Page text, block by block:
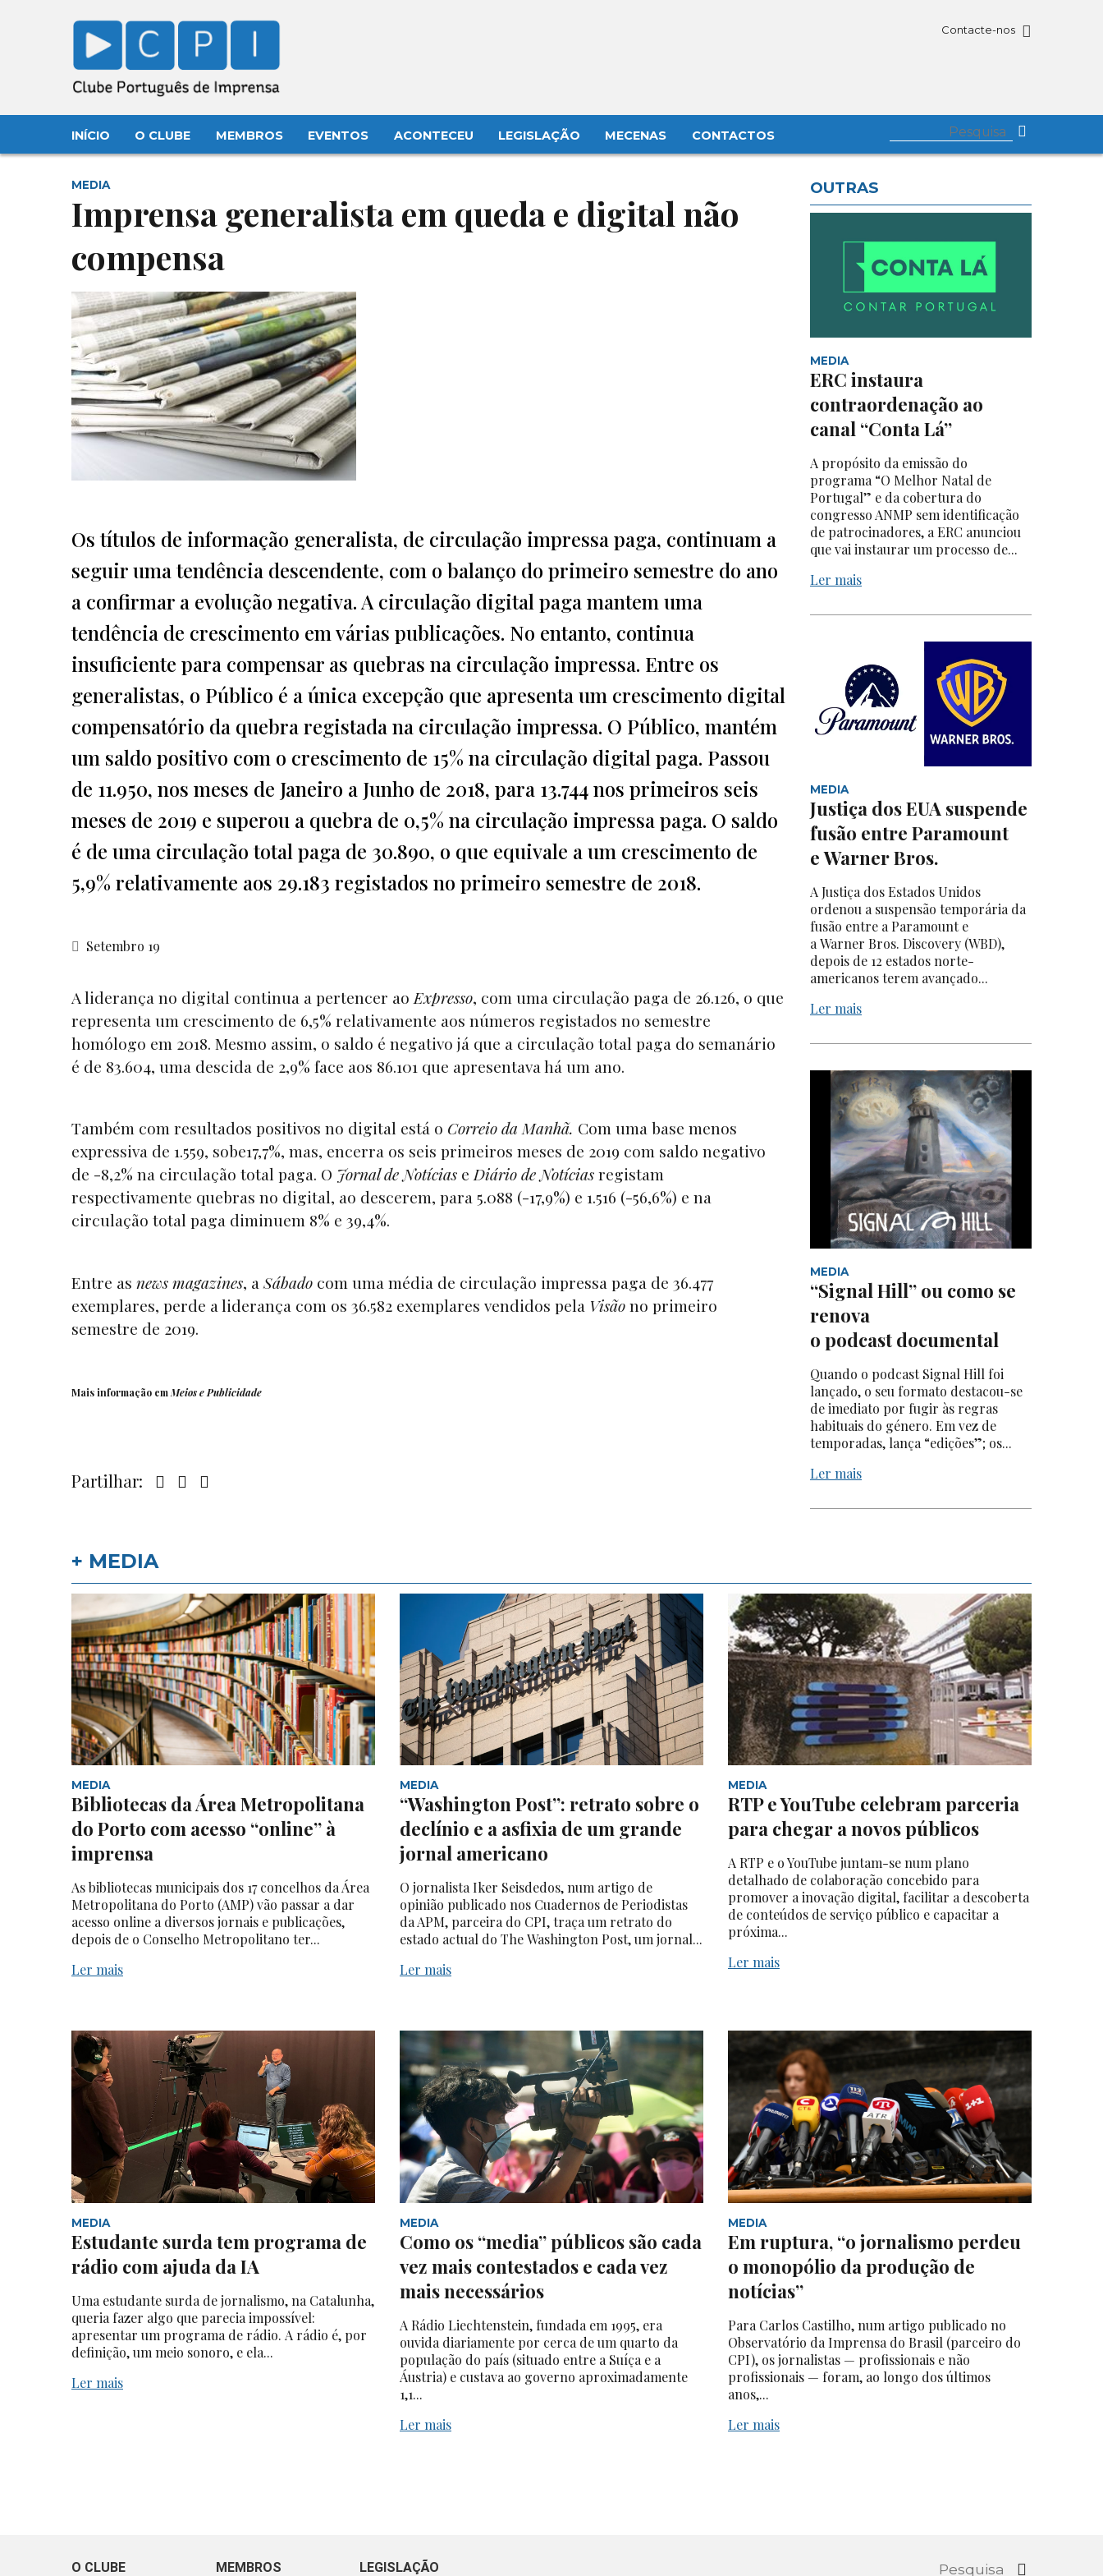
Contacte-nos
INÍCIO O CLUBE MEMBROS EVENTOS ACONTECEU LEGISLAÇÃO MECENAS CONTACTOS
MEDIA
Imprensa generalista em queda e digital não
compensa
Os títulos de informação generalista, de circulação impressa paga, continuam a
seguir uma tendência descendente, com o balanço do primeiro semestre do ano
a confirmar a evolução negativa. A circulação digital paga mantem uma
tendência de crescimento em várias publicações. No entanto, continua
insuficiente para compensar as quebras na circulação impressa. Entre os
generalistas, o Público é a única excepção que apresenta um crescimento digital
compensatório da quebra registada na circulação impressa. O Público, mantém
um saldo positivo com o crescimento de 15% na circulação digital paga. Passou
de 11.950, nos meses de Janeiro a Junho de 2018, para 13.744 nos primeiros seis
meses de 2019 e superou a quebra de 0,5% na circulação impressa paga. O saldo
é de uma circulação total paga de 30.890, o que equivale a um crescimento de
5,9% relativamente aos 29.183 registados no primeiro semestre de 2018.
Setembro 19
A liderança no digital continua a pertencer ao Expresso, com uma circulação paga de 26.126, o que
representa um crescimento de 6,5% relativamente aos números registados no semestre
homólogo em 2018. Mesmo assim, o saldo é negativo já que a circulação total paga do semanário
é de 83.604, uma descida de 2,9% face aos 86.101 que apresentava há um ano.
Também com resultados positivos no digital está o Correio da Manhã. Com uma base menos
expressiva de 1.559, sobe17,7%, mas, encerra os seis primeiros meses de 2019 com saldo negativo
de -8,2% na circulação total paga. O Jornal de Notícias eDiário de Notíciasregistam
respectivamente quebras no digital, ao descerem, para 5.088 (-17,9%) e 1.516 (-56,6%) e na
circulação total paga diminuem 8% e 39,4%.
Entre as news magazines, a Sábado com uma média de circulação impressa paga de 36.477
exemplares, perde a liderança com os 36.582 exemplares vendidos pela Visãono primeiro
semestre de 2019.
Mais informação emMeios e Publicidade
Partilhar:
OUTRAS
MEDIA
ERC instaura
contraordenação ao
canal “Conta Lá”
A propósito da emissão do
programa “O Melhor Natal de
Portugal” e da cobertura do
congresso ANMP sem identificação
de patrocinadores, a ERC anunciou
que vai instaurar um processo de...
Ler mais
MEDIA
Justiça dos EUA suspende
fusão entre Paramount
e Warner Bros.
A Justiça dos Estados Unidos
ordenou a suspensão temporária da
fusão entre a Paramount e
a Warner Bros. Discovery (WBD),
depois de 12 estados norte-
americanos terem avançado...
Ler mais
MEDIA
“Signal Hill” ou como se
renova
o podcast documental
Quando o podcast Signal Hill foi
lançado, o seu formato destacou-se
de imediato por fugir às regras
habituais do género. Em vez de
temporadas, lança “edições”; os...
Ler mais
+ MEDIA
MEDIA
Bibliotecas da Área Metropolitana
do Porto com acesso “online” à
imprensa
As bibliotecas municipais dos 17 concelhos da Área
Metropolitana do Porto (AMP) vão passar a dar
acesso online a diversos jornais e publicações,
depois de o Conselho Metropolitano ter...
Ler mais
MEDIA
“Washington Post”: retrato sobre o
declínio e a asfixia de um grande
jornal americano
O jornalista Iker Seisdedos, num artigo de
opinião publicado nos Cuadernos de Periodistas
da APM, parceira do CPI, traça um retrato do
estado actual do The Washington Post, um jornal...
Ler mais
MEDIA
RTP e YouTube celebram parceria
para chegar a novos públicos
A RTP e o YouTube juntam-se num plano
detalhado de colaboração concebido para
promover a inovação digital, facilitar a descoberta
de conteúdos de serviço público e capacitar a
próxima...
Ler mais
MEDIA
Estudante surda tem programa de
rádio com ajuda da IA
Uma estudante surda de jornalismo, na Catalunha,
queria fazer algo que parecia impossível:
apresentar um programa de rádio. A rádio é, por
definição, um meio sonoro, e ela...
Ler mais
MEDIA
Como os “media” públicos são cada
vez mais contestados e cada vez
mais necessários
A Rádio Liechtenstein, fundada em 1995, era
ouvida diariamente por cerca de um quarto da
população do país (situado entre a Suíça e a
Áustria) e custava ao governo aproximadamente
1,1...
Ler mais
MEDIA
Em ruptura, “o jornalismo perdeu
o monopólio da produção de
notícias”
Para Carlos Castilho, num artigo publicado no
Observatório da Imprensa do Brasil (parceiro do
CPI), os jornalistas — profissionais e não
profissionais — foram, ao longo dos últimos
anos,...
Ler mais
O CLUBE MEMBROS LEGISLAÇÃO